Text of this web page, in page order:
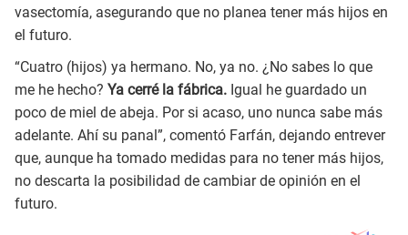
vasectomía, asegurando que no planea tener más hijos en
el futuro.
“Cuatro (hijos) ya hermano. No, ya no. ¿No sabes lo que
me he hecho? Ya cerré la fábrica. Igual he guardado un
poco de miel de abeja. Por si acaso, uno nunca sabe más
adelante. Ahí su panal”, comentó Farfán, dejando entrever
que, aunque ha tomado medidas para no tener más hijos,
no descarta la posibilidad de cambiar de opinión en el
futuro.